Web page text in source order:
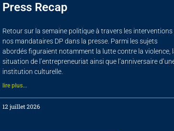
Press Recap
Retour sur la semaine politique à travers les interventions
nos mandataires DP dans la presse. Parmi les sujets
abordés figuraient notamment la lutte contre la violence,
situation de l’entrepreneuriat ainsi que l’anniversaire
institution culturelle.
lire plus...
12 juillet 2026